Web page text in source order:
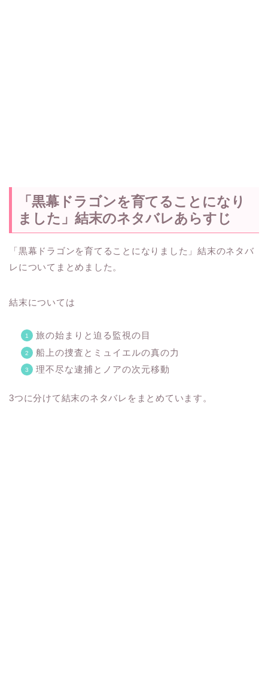
「黒幕ドラゴンを育てることになり
ました」結末のネタバレあらすじ
「黒幕ドラゴンを育てることになりました」結末のネタバ
レについてまとめました。
結末については
旅の始まりと迫る監視の目
船上の捜査とミュイエルの真の力
理不尽な逮捕とノアの次元移動
3つに分けて結末のネタバレをまとめています。